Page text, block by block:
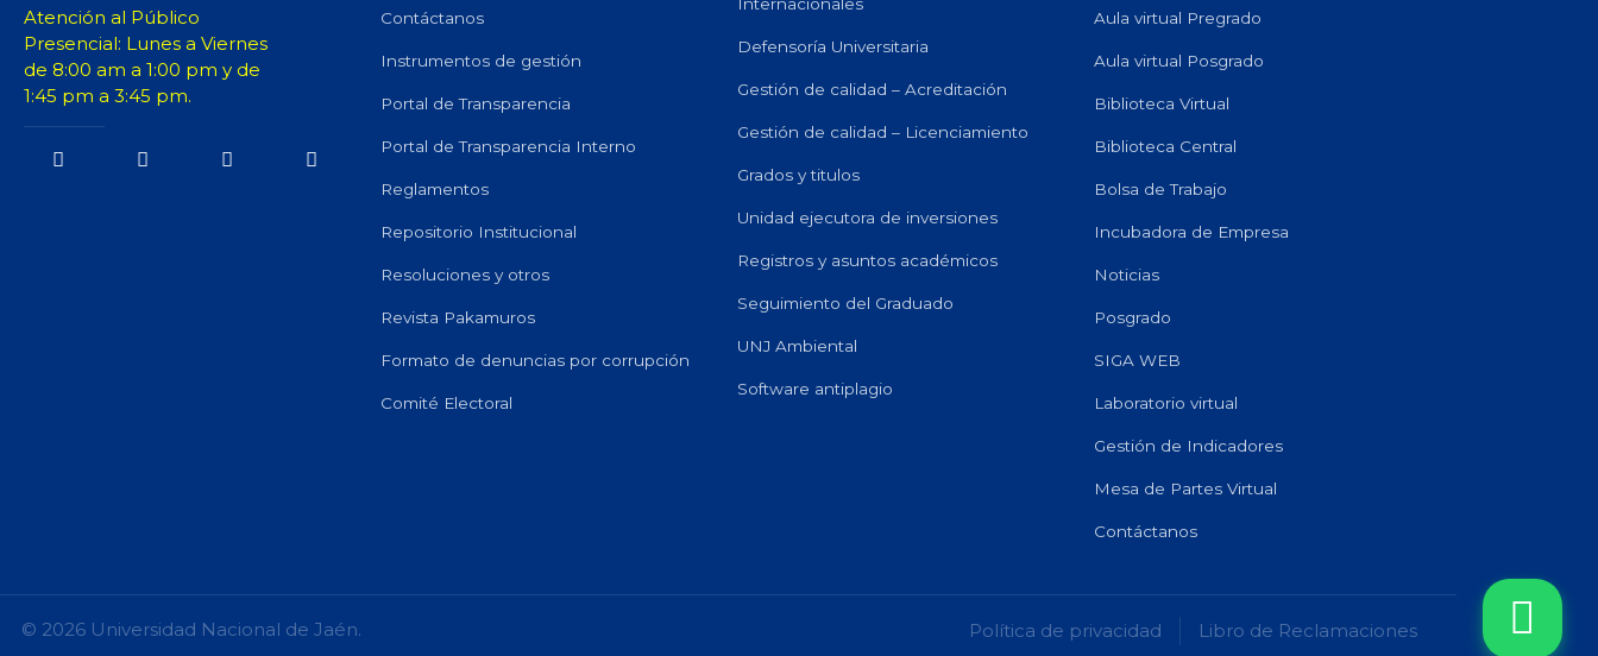
Atención al Público
Presencial: Lunes a Viernes
de 8:00 am a 1:00 pm y de
1:45 pm a 3:45 pm.
Contáctanos
Instrumentos de gestión
Portal de Transparencia
Portal de Transparencia Interno
Reglamentos
Repositorio Institucional
Resoluciones y otros
Revista Pakamuros
Formato de denuncias por corrupción
Comité Electoral
Defensoría Universitaria
Gestión de calidad – Acreditación
Gestión de calidad – Licenciamiento
Grados y titulos
Unidad ejecutora de inversiones
Registros y asuntos académicos
Seguimiento del Graduado
UNJ Ambiental
Software antiplagio
Aula virtual Pregrado
Aula virtual Posgrado
Biblioteca Virtual
Biblioteca Central
Bolsa de Trabajo
Incubadora de Empresa
Noticias
Posgrado
SIGA WEB
Laboratorio virtual
Gestión de Indicadores
Mesa de Partes Virtual
Contáctanos
© 2026 Universidad Nacional de Jaén. Política de privacidad Libro de Reclamaciones